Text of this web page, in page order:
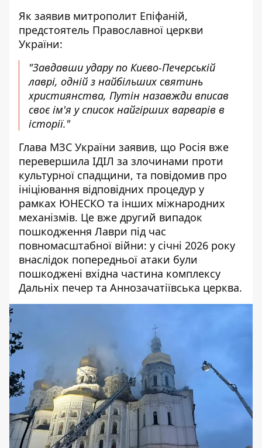
Як заявив митрополит Епіфаній,
предстоятель Православної церкви
України:
"Завдавши удару по Києво-Печерській
лаврі, одній з найбільших святинь
християнства, Путін назавжди вписав
своє ім'я у список найгірших варварів в
історії."
Глава МЗС України заявив, що Росія вже
перевершила ІДІЛ за злочинами проти
культурної спадщини, та повідомив про
ініціювання відповідних процедур у
рамках ЮНЕСКО та інших міжнародних
механізмів. Це вже другий випадок
пошкодження Лаври під час
повномасштабної війни: у січні 2026 року
внаслідок попередньої атаки були
пошкоджені вхідна частина комплексу
Дальніх печер та Аннозачатіївська церква.